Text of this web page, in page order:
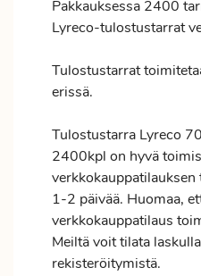
Pakkauksessa 2400
Lyreco-tulostustarrat
Tulostustarrat
erissä.
Tulostustarra Lyreco
2400kpl on hyvä
verkkokauppatilauksen
1-2 päivää. Huomaa,
verkkokauppatilaus
Meiltä voit tilata
rekisteröitymistä.